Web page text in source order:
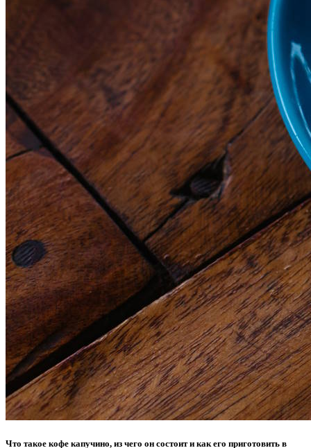
Что такое кофе капучино, из чего он состоит и как его приготовить в